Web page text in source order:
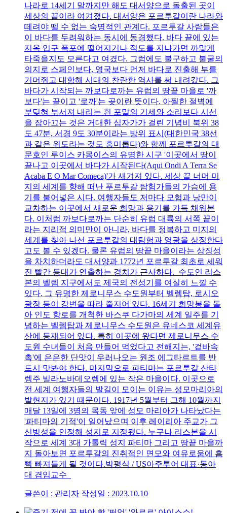
나라로 14세기 말까지만 해도 대서양으로 돌출된 곳이
세상의 끝이라 여겨졌다. 대서양은 포르투갈이란 나라와
떼려야 뗄 수 없는 숙명적인 관계다. 포르투갈 사람들은
이 바다를 두려워하는 동시에 동경했다. 바다 끝에 있는
지옥 입구 폭포에 떨어지거나 적도를 지나가면 까맣게
타죽을지도 모른다고 여겼다. 그럼에도 불구하고 불굴의
의지로 스페인보다, 영국보다 먼저 바다로 진출해 부를
거머쥐고 대항해 시대의 찬란한 역사를 써 내려갔다. 그
바다가 시작되는 까보다로까는 유럽의 땅끝 마을로 '까
보다'는 끝이고 '로까'는 곶이란 뜻이다. 아찔한 절벽에
부딪혀 부서져 내리는 흰 포말의 기세와 소리보다 시선
을 잡아끄는 것은 거대한 십자가가 걸린 기념비 북위 38
도 47분, 서경 9도 30분이라는 방위 표시(대한민국 38선
과 같은 위도라는 것도 흥미롭다)와 함께 포르투갈의 대
문호인 루이스 카몽이스의 유명한 시구 '이곳에서 땅이
끝나고 이곳에서 바다가 시작된다(Aqui Ondi A Terra Se
Acaba E O Mar Comeca)'가 새겨져 있다. 세상 끝 너머 미
지의 세계를 향해 떠난 푸르투갈 탐험가들의 가슴에 용
기를 불어넣은 시다. 여행자들도 저마다 모험과 낭만이
교차하는 이곳에서 새로운 희망과 용기를 가득 채워본
다. 이처럼 까보다로까는 단순히 유럽 대륙의 서쪽 끝이
라는 지리적 의미만이 아니라, 바다를 정복하고 미지의
세계를 찾아 나선 포르투갈의 대탐험과 영광을 상징한다
고도 볼 수 있겠다. 물론 유럽의 땅끝 마을이라는 상징성
을 차치하더라도 대서양과 1772년 포르투갈 최초로 세워
진 빨간 등대가 연출하는 경치가 근사하다. 수도인 리스
본의 벨렘 지구에서도 제국의 전성기를 여실히 느낄 수
있다. 그 유명한 제로니무스 수도원부터 벨렘탑, 로시오
광장 등이 강변을 따라 줄지어 있다. 16세기 희망봉을 돌
아 인도 항로를 개척한 바스쿠 다가마의 세계 일주를 기
념하는 벨렘탑과 제로니무스 수도원은 유네스코 세계유
산에 등재되어 있다. 특히 이곳에 왔다면 제로니무스 수
도원 수녀들이 처음 만들어 먹었다고 전해지는, '겉바속
촉'에 은은한 단맛이 우러나오는 원조 에그타르트를 반
드시 맛봐야 한다. 마지막으로 파티마는 포르투갈 산타
렝주 빌라노바데오렘에 있는 작은 마을이다. 이곳으로
전 세계 여행자들의 발길이 모이는 이유는 성모마리아의
발현지가 있기 때문이다. 1917년 5월부터 그해 10월까지
매달 13일에 3명의 목동 앞에 성모 마리아가 나타났다는
'파티마의 기적'이 일어났으며 이후 레이리아 주교가 그
신빙성을 인정해 성지로 지정됐다. 누구나 리스본을 시
작으로 세계 3대 가톨릭 성지 파티마 그리고 땅끝 마을까
지 돌아보면 포르투갈의 진취적인 면모와 여유로움에 흠
뻑 빠져들게 될 것이다.박평식 / US아주투어 대표·동아
대 겸임교수
글쓴이 : 관리자 작성일 : 2023.10.10